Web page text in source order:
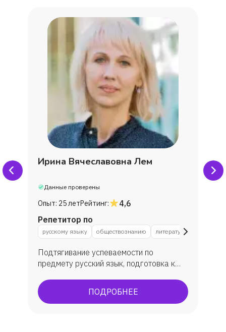
Ирина Вячеславовна Лем
Данные проверены
Опыт: 25 летРейтинг:
4,6
Репетитор по
русскому языку обществознанию литературе
Подтягивание успеваемости по
предмету русский язык, подготовка к
литературе, подготовка к ВПР по
русскому языку. Мои выпускники
ПОДРОБНЕЕ